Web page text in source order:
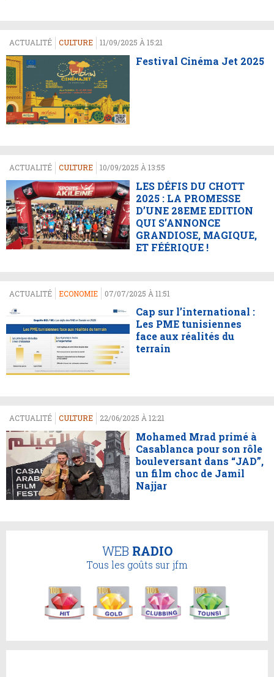
ACTUALITÉ CULTURE 11/09/2025 À 15:21
Festival Cinéma Jet 2025
ACTUALITÉ CULTURE 10/09/2025 À 13:55
LES DÉFIS DU CHOTT
2025 : LA PROMESSE
D’UNE 28EME EDITION
QUI S’ANNONCE
GRANDIOSE, MAGIQUE,
ET FÉÉRIQUE !
ACTUALITÉ ECONOMIE 07/07/2025 À 11:51
Cap sur l’international :
Les PME tunisiennes
face aux réalités du
terrain
ACTUALITÉ CULTURE 22/06/2025 À 12:21
Mohamed Mrad primé à
Casablanca pour son rôle
bouleversant dans “JAD”,
un film choc de Jamil
Najjar
WEB RADIO
Tous les goûts sur jfm